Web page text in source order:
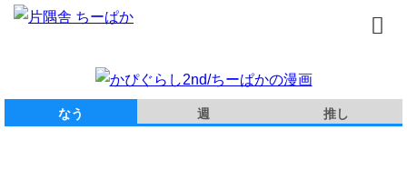
なう 週 推し
トップページ
書籍